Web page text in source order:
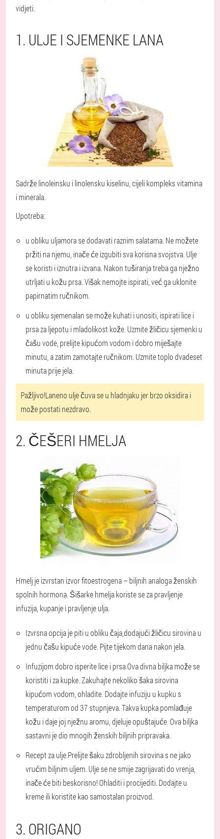
vidjeti.
1. ULJE I SJEMENKE LANA
Sadrže linoleinsku i linolensku kiselinu, cijeli kompleks vitamina
i minerala.
Upotreba:
u obliku uljamora se dodavati raznim salatama. Ne možete
pržiti na njemu, inače će izgubiti sva korisna svojstva. Ulje
se koristi i iznutra i izvana. Nakon tuširanja treba ga nježno
utrljati u kožu prsa. Višak nemojte ispirati, već ga uklonite
papirnatim ručnikom.
u obliku sjemenalan se može kuhati i unositi, ispirati lice i
prsa za ljepotu i mladolikost kože. Uzmite žličicu sjemenki u
čašu vode, prelijte kipućom vodom i dobro miješajte
minutu, a zatim zamotajte ručnikom. Uzmite toplo dvadeset
minuta prije jela.
Pažljivo!Laneno ulje čuva se u hladnjaku jer brzo oksidira i
može postati nezdravo.
2. ČEŠERI HMELJA
Hmelj je izvrstan izvor fitoestrogena – biljnih analoga ženskih
spolnih hormona. Šišarke hmelja koriste se za pravljenje
infuzija, kupanje i pravljenje ulja.
Izvrsna opcija je piti u obliku čaja,dodajući žličicu sirovina u
jednu čašu kipuće vode. Pijte tijekom dana nakon jela.
Infuzijom dobro isperite lice i prsa.Ova divna biljka može se
koristiti i za kupke. Zakuhajte nekoliko šaka sirovina
kipućom vodom, ohladite. Dodajte infuziju u kupku s
temperaturom od 37 stupnjeva. Takva kupka pomlađuje
kožu i daje joj nježnu aromu, djeluje opuštajuće. Ova biljka
sastavni je dio mnogih ženskih biljnih pripravaka.
Recept za ulje.Prelijte šaku zdrobljenih sirovina s ne jako
vrućim biljnim uljem. Ulje se ne smije zagrijavati do vrenja,
inače će biti beskorisno! Ohladiti i procijediti. Dodajte u
kreme ili koristite kao samostalan proizvod.
3. ORIGANO